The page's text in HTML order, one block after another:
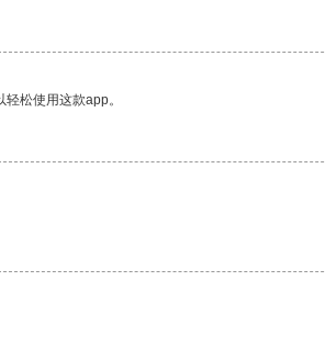
松使用这款app。